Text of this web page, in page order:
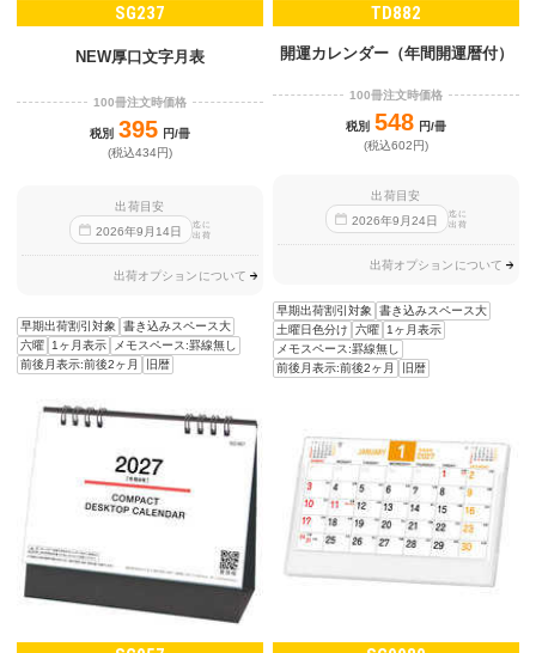
SG237
NEW厚口文字月表
100冊注文時価格
税別 395 円/冊
(税込434円)
出荷目安
2026年9 月14日
迄に
出荷
出荷オプションについて
早期出荷割引対象
書き込みスペース大
六曜
1ヶ月表示
メモスペース:罫線無し
前後月表示:前後2ヶ月
旧暦
TD882
開運カレンダー（年間開運暦付）
100冊注文時価格
税別 548 円/冊
(税込602円)
出荷目安
2026年9 月24日
迄に
出荷
出荷オプションについて
早期出荷割引対象
書き込みスペース大
土曜日色分け
六曜
1ヶ月表示
メモスペース:罫線無し
前後月表示:前後2ヶ月
旧暦